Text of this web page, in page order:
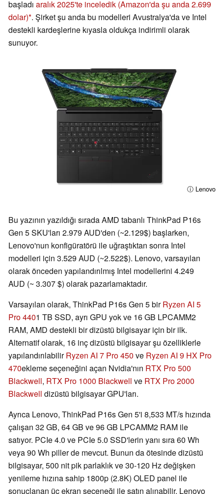
başladı aralık 2025'te inceledik (Amazon'da şu anda 2.699
dolar) . Şirket şu anda bu modelleri Avustralya'da ve Intel
destekli kardeşlerine kıyasla oldukça indirimli olarak
sunuyor.
ⓘ Lenovo
Bu yazının yazıldığı sırada AMD tabanlı ThinkPad P16s
Gen 5 SKU'ları 2.979 AUD'den (~2.129$) başlarken,
Lenovo'nun konfigüratörü ile uğraştıktan sonra Intel
modelleri için 3.529 AUD (~2.522$). Lenovo, varsayılan
olarak önceden yapılandırılmış Intel modellerini 4.249
AUD (~ 3.307 $) olarak pazarlamaktadır.
Varsayılan olarak, ThinkPad P16s Gen 5 birRyzen AI 5
Pro 4401 TB SSD, ayrı GPU yok ve 16 GB LPCAMM2
RAM, AMD destekli bir dizüstü bilgisayar için bir ilk.
Alternatif olarak, 16 inç dizüstü bilgisayar şu özelliklerle
yapılandırılabilirRyzen AI 7 Pro 450 ve Ryzen AI 9 HX Pro
470ekleme seçeneğini açan Nvidia'nın RTX Pro 500
Blackwell, RTX Pro 1000 Blackwell ve RTX Pro 2000
Blackwell dizüstü bilgisayar GPU'ları.
Ayrıca Lenovo, ThinkPad P16s Gen 5'i 8,533 MT/s hızında
çalışan 32 GB, 64 GB ve 96 GB LPCAMM2 RAM ile
satıyor. PCIe 4.0 ve PCIe 5.0 SSD'lerin yanı sıra 60 Wh
veya 90 Wh piller de mevcut. Bunun da ötesinde dizüstü
bilgisayar, 500 nit pik parlaklık ve 30-120 Hz değişken
yenileme hızına sahip 1800p (2.8K) OLED panel ile
sonuçlanan üç ekran seçeneği ile satın alınabilir. Lenovo